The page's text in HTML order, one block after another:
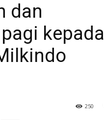
dan
kepada
250